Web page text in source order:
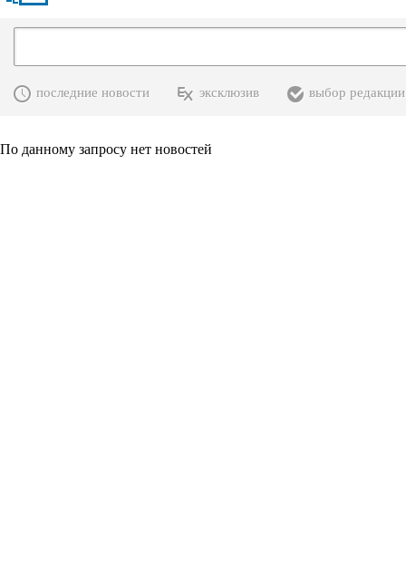
последние новости эксклюзив выбор редакции
По данному запросу нет новостей